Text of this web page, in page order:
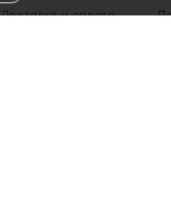
Доставка и оплата